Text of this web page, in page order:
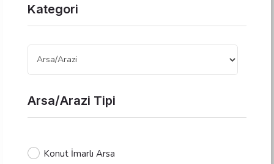
Kategori
Arsa/Arazi Tipi
Konut İmarlı Arsa